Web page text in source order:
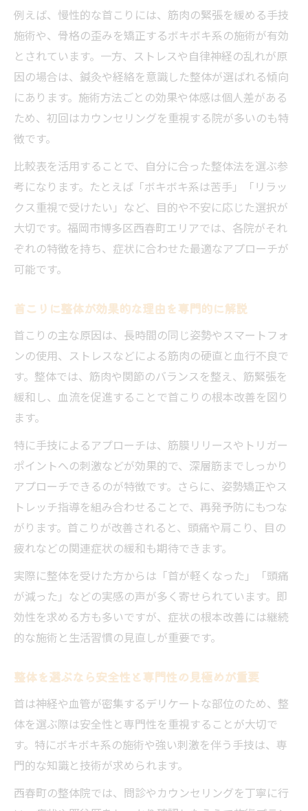
整体と整形外科の違いを知って賢く選ぶ方
法
一回で変化を感じやすい整体の特徴とは
首こり改善に役立つ整体の口コミ傾向を解
説
ボキボキ系整体の体感と安心感の両立とは
較
体感重視の整体は首こりに本当に安全か
安心して受けられる整体院選びのポイント
首こり改善で評判の高い整体手技まとめ
ボキボキ整体体験者の感じた効果と注意点
最新整体メニューによる首の不調対策一覧
整体で首の巡りを整えるコツとポイント
首こり・頭痛に特化した整体の特徴を紹介
西春町で受けられる整体の施術例まとめ
用術
整体を通じ首こりの日常トラブルを解きほぐす
日常生活で整体がサポートする首こり解消
法
整体とセルフケアの組み合わせ実践例一覧
首こりトラブルを繰り返さないための整体
習慣
整体で首こりを予防するための生活アドバ
イス
首の不調を感じたら整体で早期対策を
例えば、慢性的な首こりには、筋肉の緊張を緩める手技
施術や、骨格の歪みを矯正するボキボキ系の施術が有効
とされています。一方、ストレスや自律神経の乱れが原
因の場合は、鍼灸や経絡を意識した整体が選ばれる傾向
にあります。施術方法ごとの効果や体感は個人差がある
ため、初回はカウンセリングを重視する院が多いのも特
徴です。
比較表を活用することで、自分に合った整体法を選ぶ参
考になります。たとえば「ボキボキ系は苦手」「リラッ
クス重視で受けたい」など、目的や不安に応じた選択が
大切です。福岡市博多区西春町エリアでは、各院がそれ
ぞれの特徴を持ち、症状に合わせた最適なアプローチが
可能です。
首こりに整体が効果的な理由を専門的に解説
首こりの主な原因は、長時間の同じ姿勢やスマートフォ
ンの使用、ストレスなどによる筋肉の硬直と血行不良で
す。整体では、筋肉や関節のバランスを整え、筋緊張を
緩和し、血流を促進することで首こりの根本改善を図り
ます。
特に手技によるアプローチは、筋膜リリースやトリガー
ポイントへの刺激などが効果的で、深層筋までしっかり
アプローチできるのが特徴です。さらに、姿勢矯正やス
トレッチ指導を組み合わせることで、再発予防にもつな
がります。首こりが改善されると、頭痛や肩こり、目の
疲れなどの関連症状の緩和も期待できます。
実際に整体を受けた方からは「首が軽くなった」「頭痛
が減った」などの実感の声が多く寄せられています。即
効性を求める方も多いですが、症状の根本改善には継続
的な施術と生活習慣の見直しが重要です。
整体を選ぶなら安全性と専門性の見極めが重要
首は神経や血管が密集するデリケートな部位のため、整
体を選ぶ際は安全性と専門性を重視することが大切で
す。特にボキボキ系の施術や強い刺激を伴う手技は、専
門的な知識と技術が求められます。
西春町の整体院では、問診やカウンセリングを丁寧に行